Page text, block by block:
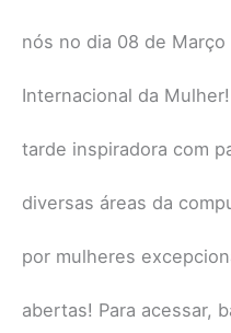
nós no dia 08 de Março
Internacional da Mulher!
tarde inspiradora com
diversas áreas da
por mulheres
abertas! Para acessar,